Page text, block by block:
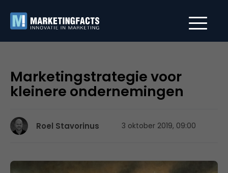
Marketingstrategie voor
kleinere ondernemingen
Roel Stavorinus 3 oktober 2019, 09:00